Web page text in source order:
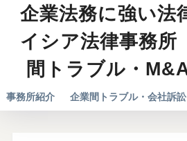
企業法務に強い法
イシア法律事務所
間トラブル・
事務所紹介 企業間トラブル・会社訴訟